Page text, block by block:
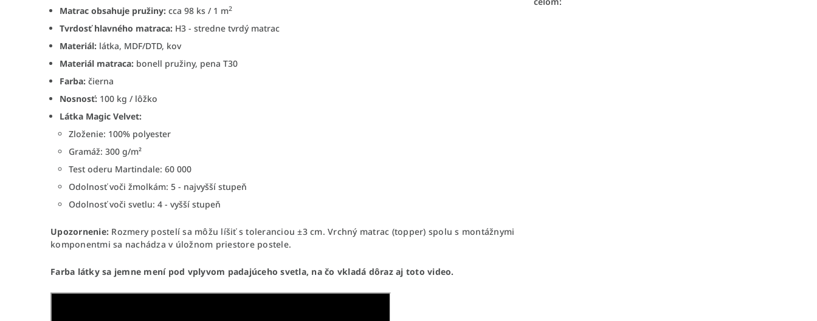
Matrac obsahuje pružiny: cca 98 ks / 1 m2
Tvrdosť hlavného matraca: H3 - stredne tvrdý matrac
Materiál: látka, MDF/DTD, kov
Materiál matraca: bonell pružiny, pena T30
Farba: čierna
Nosnosť: 100 kg / lôžko
Látka Magic Velvet:
Zloženie: 100% polyester
Gramáž: 300 g/m²
Test oderu Martindale: 60 000
Odolnosť voči žmolkám: 5 - najvyšší stupeň
Odolnosť voči svetlu: 4 - vyšší stupeň
Upozornenie: Rozmery postelí sa môžu líšiť s toleranciou ±3 cm. Vrchný matrac (topper) spolu s montážnymi
komponentmi sa nachádza v úložnom priestore postele.
Farba látky sa jemne mení pod vplyvom padajúceho svetla, na čo vkladá dôraz aj toto video.